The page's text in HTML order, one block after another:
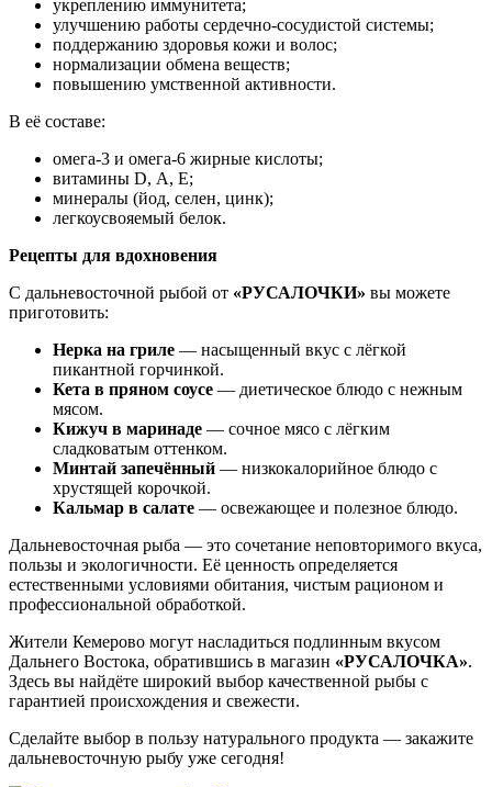
укреплению иммунитета;
улучшению работы сердечно‑сосудистой системы;
поддержанию здоровья кожи и волос;
нормализации обмена веществ;
повышению умственной активности.
В её составе:
омега‑3 и омега‑6 жирные кислоты;
витамины D, А, Е;
минералы (йод, селен, цинк);
легкоусвояемый белок.
Рецепты для вдохновения
С дальневосточной рыбой от «РУСАЛОЧКИ» вы можете
приготовить:
Нерка на гриле — насыщенный вкус с лёгкой
пикантной горчинкой.
Кета в пряном соусе — диетическое блюдо с нежным
мясом.
Кижуч в маринаде — сочное мясо с лёгким
сладковатым оттенком.
Минтай запечённый — низкокалорийное блюдо с
хрустящей корочкой.
Кальмар в салате — освежающее и полезное блюдо.
Дальневосточная рыба — это сочетание неповторимого вкуса,
пользы и экологичности. Её ценность определяется
естественными условиями обитания, чистым рационом и
профессиональной обработкой.
Жители Кемерово могут насладиться подлинным вкусом
Дальнего Востока, обратившись в магазин «РУСАЛОЧКА».
Здесь вы найдёте широкий выбор качественной рыбы с
гарантией происхождения и свежести.
Сделайте выбор в пользу натурального продукта — закажите
дальневосточную рыбу уже сегодня!